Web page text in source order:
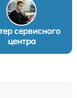
сервисного
центра